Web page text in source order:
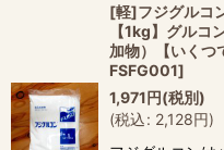
[軽]フジグルコ
【1kg】グルコ
加物）【いくつ
FSFG001]
1,971円(税別)
(税込: 2,128円)